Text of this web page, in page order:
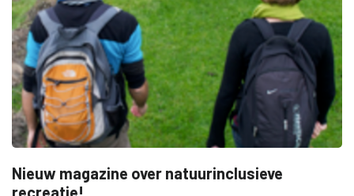
Nieuw magazine over natuurinclusieve
recreatie!